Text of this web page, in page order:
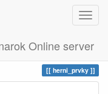
Online server
herni_prvky